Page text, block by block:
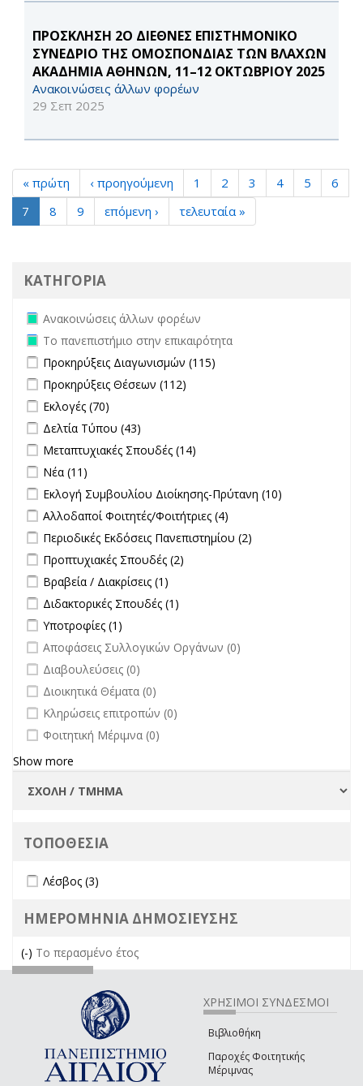
ΠΡΟΣΚΛΗΣΗ 2Ο ΔΙΕΘΝΕΣ ΕΠΙΣΤΗΜΟΝΙΚΟ
ΣΥΝΕΔΡΙΟ ΤΗΣ ΟΜΟΣΠΟΝΔΙΑΣ ΤΩΝ ΒΛΑΧΩΝ
ΑΚΑΔΗΜΙΑ ΑΘΗΝΩΝ, 11–12 ΟΚΤΩΒΡΙΟΥ 2025
Ανακοινώσεις άλλων φορέων
29 Σεπ 2025
« πρώτη ‹ προηγούμενη 1 2 3 4 5
6
7
8 9 επόμενη › τελευταία »
ΚΑΤΗΓΟΡΙΑ
Remove Ανακοινώσεις άλλων φορέων filter
Ανακοινώσεις άλλων φορέων
Remove Το πανεπιστήμιο στην επικαιρότητα filter
Το πανεπιστήμιο στην επικαιρότητα
Apply Προκηρύξεις Διαγωνισμών filter
Προκηρύξεις Διαγωνισμών (115)
Apply Προκηρύξεις Θέσεων filter
Προκηρύξεις Θέσεων (112)
Apply Εκλογές filter
Εκλογές (70)
Apply Δελτία Τύπου filter
Δελτία Τύπου (43)
Apply Μεταπτυχιακές Σπουδές filter
Μεταπτυχιακές Σπουδές (14)
Apply Νέα filter
Νέα (11)
Apply Εκλογή Συμβουλίου Διοίκησης-Πρύτανη filter
Εκλογή Συμβουλίου Διοίκησης-Πρύτανη (10)
Apply Αλλοδαποί Φοιτητές/Φοιτήτριες filter
Αλλοδαποί Φοιτητές/Φοιτήτριες (4)
filter
Apply Περιοδικές Εκδόσεις Πανεπιστημίου filter
Περιοδικές Εκδόσεις Πανεπιστημίου (2)
Apply Προπτυχιακές Σπουδές filter
Προπτυχιακές Σπουδές (2)
Apply Βραβεία / Διακρίσεις filter
Βραβεία / Διακρίσεις (1)
Apply Διδακτορικές Σπουδές filter
Διδακτορικές Σπουδές (1)
Apply Υποτροφίες filter
Υποτροφίες (1)
undefined
Αποφάσεις Συλλογικών Οργάνων (0)
undefined
Διαβουλεύσεις (0)
undefined
Διοικητικά Θέματα (0)
undefined
Κληρώσεις επιτροπών (0)
undefined
Φοιτητική Μέριμνα (0)
Show more
ΤΟΠΟΘΕΣΙΑ
Apply Λέσβος filter
Λέσβος (3)
ΗΜΕΡΟΜΗΝΙΑ ΔΗΜΟΣΙΕΥΣΗΣ
(-) Remove Το περασμένο έτος filter
Το περασμένο έτος
ΧΡΗΣΙΜΟΙ ΣΥΝΔΕΣΜΟΙ
Βιβλιοθήκη
Παροχές Φοιτητικής
Μέριμνας